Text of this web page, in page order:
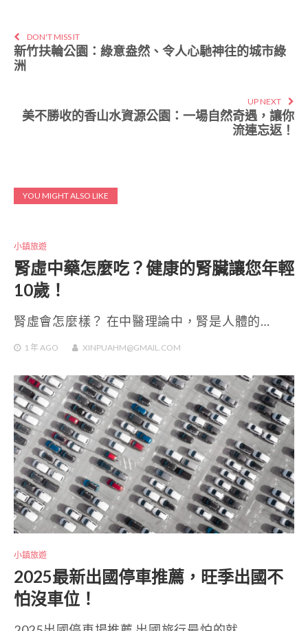
DON'T MISS IT
新竹扶輪公園：綠意盎然、令人心馳神往的城市綠
洲
UP NEXT
美不勝收的香山水資源公園：一場自然奇遇，讓你
流連忘返！
YOU MIGHT ALSO LIKE
小鎮旅遊
腎虛中藥怎麼吃？健康的腎臟讓您年輕
10歲！
腎虛會怎麼樣？ 在中醫理論中，腎是人體的…
1 年 AGO XINPUAHM@GMAIL.COM
小鎮旅遊
2025最新出國停車推薦，旺季出國不
怕沒車位！